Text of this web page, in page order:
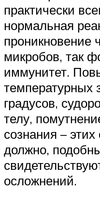
практически
нормальная
проникновение
микробов, так
иммунитет.
температурных
градусов,
телу,
сознания –
должно,
осложнений.